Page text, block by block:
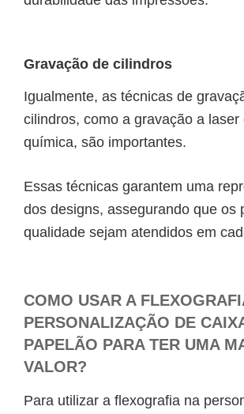
Gravação de cilindros
Igualmente, as técnicas de
cilindros, como a gravação a laser
química, são importantes.
Essas técnicas garantem uma
dos designs, assegurando que os
qualidade sejam atendidos em
COMO USAR A
PERSONALIZAÇÃO DE
PAPELÃO PARA TER UMA
VALOR?
Para utilizar a flexografia na